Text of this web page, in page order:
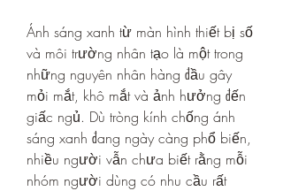
Ánh sáng xanh từ màn hình thiết bị số
và môi trường nhân tạo là một trong
những nguyên nhân hàng đầu gây
mỏi mắt, khô mắt và ảnh hưởng đến
giấc ngủ. Dù tròng kính chống ánh
sáng xanh đang ngày càng phổ biến,
nhiều người vẫn chưa biết rằng mỗi
nhóm người dùng có nhu cầu rất